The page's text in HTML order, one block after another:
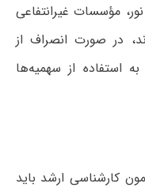
مؤسسات غیرانتفاعی
در صورت انصراف از
استفاده از سهمیه‌ها
کارشناسی ارشد باید